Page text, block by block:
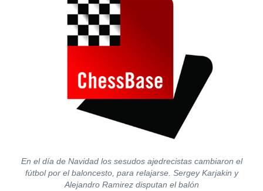
En el día de Navidad los sesudos ajedrecistas cambiaron el
fútbol por el baloncesto, para relajarse. Sergey Karjakin y
Alejandro Ramirez disputan el balón